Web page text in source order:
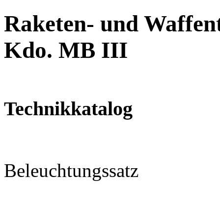
Raketen- und
Kdo. MB III
Technikkatalog
Beleuchtungssatz